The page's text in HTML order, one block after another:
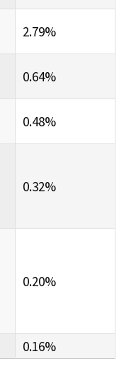
2.79%
0.64%
0.48%
0.32%
0.20%
0.16%